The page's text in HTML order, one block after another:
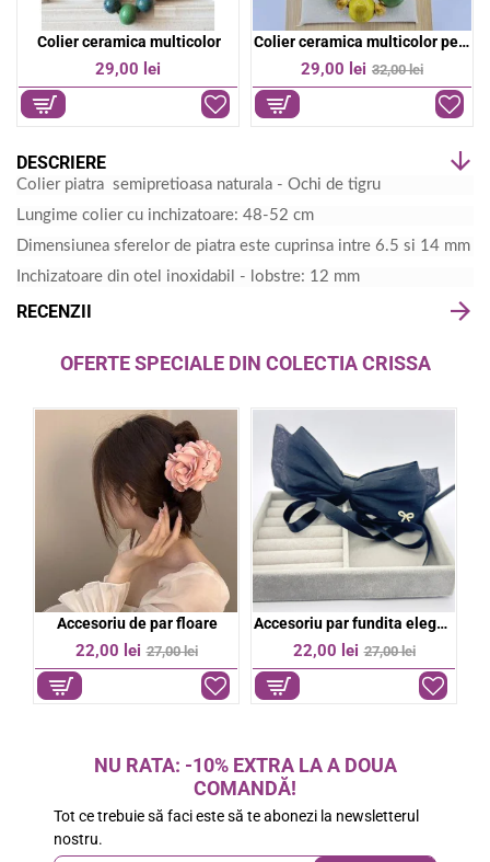
Colier ceramica multicolor
29,00 lei
-9% Colier ceramica multicolor pe snur
29,00 lei 32,00 lei
DESCRIERE
Colier piatra semipretioasa naturala - Ochi de tigru
Lungime colier cu inchizatoare: 48-52 cm
Dimensiunea sferelor de piatra este cuprinsa intre 6.5 si 14 mm
Inchizatoare din otel inoxidabil - lobstre: 12 mm
RECENZII
OFERTE SPECIALE DIN COLECTIA CRISSA
-19%
Accesoriu de par floare
22,00 lei 27,00 lei
-19%Accesoriu par fundita eleganta
22,00 lei 27,00 lei
NU RATA: -10% EXTRA LA A DOUA
COMANDĂ!
Tot ce trebuie să faci este să te abonezi la newsletterul
nostru.